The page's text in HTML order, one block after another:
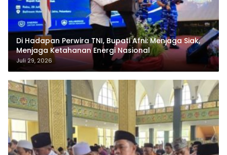
Di Hadapan Perwira TNI, Bupati Afni: Menjaga Siak,
Menjaga Ketahanan Energi Nasional
Juli 29, 2026